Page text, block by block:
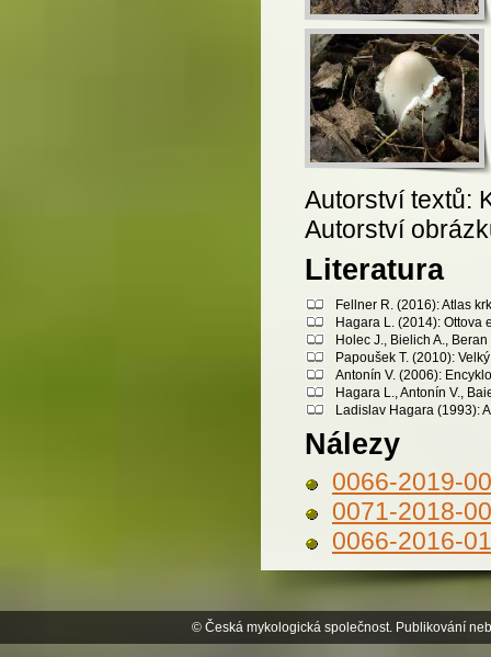
Autorství textů:
Autorství
Literatura
Fellner R. (2016): Atlas
Hagara L. (2014): Ottova
Holec J., Bielich A.,
Papoušek T. (2010):
Antonín V. (2006):
Hagara L., Antonín V.,
Ladislav Hagara (1993):
Nálezy
0066-2019-
0071-2018-
0066-2016-
© Česká mykologická společnost. Publikování